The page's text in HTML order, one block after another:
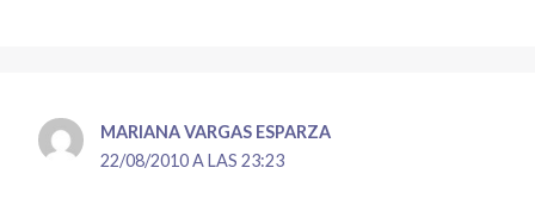
MARIANA VARGAS ESPARZA
22/08/2010 A LAS 23:23